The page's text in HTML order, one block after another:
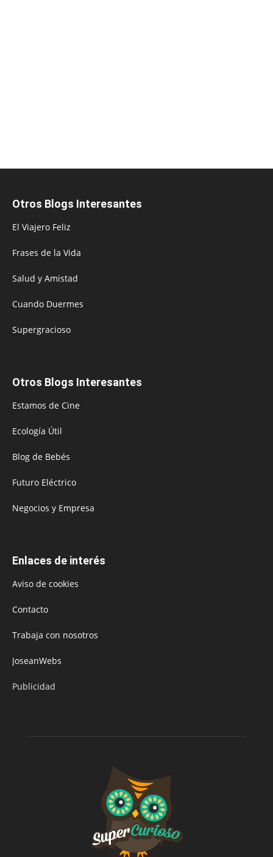
Otros Blogs Interesantes
El Viajero Feliz
Frases de la Vida
Salud y Amistad
Cuando Duermes
Supergracioso
Otros Blogs Interesantes
Estamos de Cine
Ecología Útil
Blog de Bebés
Futuro Eléctrico
Negocios y Empresa
Enlaces de interés
Aviso de cookies
Contacto
Trabaja con nosotros
JoseanWebs
Publicidad